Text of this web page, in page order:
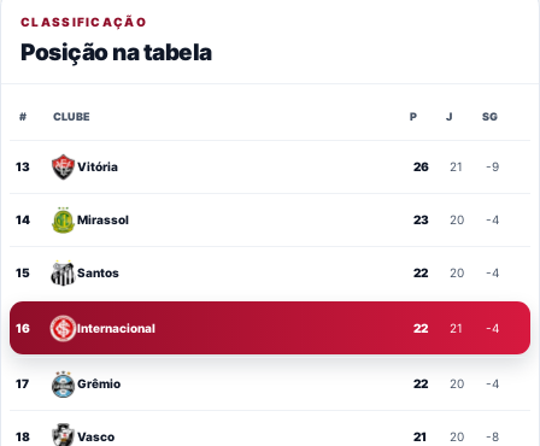
CLASSIFICAÇÃO
Posição na tabela
# CLUBE P J SG
13 Vitória 26 21 -9
14 Mirassol 23 20 -4
15 Santos 22 20 -4
16 Internacional 22 21 -4
17 Grêmio 22 20 -4
18 Vasco 21 20 -8